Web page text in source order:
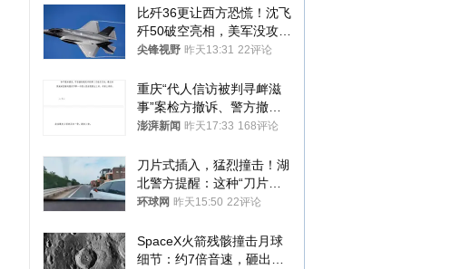
比歼36更让西方恐慌！沈飞
歼50破空亮相，美军没攻克
的技术被拿下
尖锋视野 昨天13:31 22评论
重庆“代人信访被判寻衅滋
事”案检方撤诉、警方撤
案，两被告人获国赔
澎湃新闻 昨天17:33 168评论
刀片式插入，猛烈撞击！湖
北警方提醒：这种“刀片超
车”，太危险了
环球网 昨天15:50 22评论
SpaceX火箭残骸撞击月球
细节：约7倍音速，砸出直